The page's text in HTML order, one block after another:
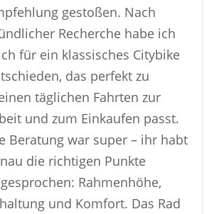
gestoßen. Nach
Recherche habe ich
für ein klassisches Citybike
das perfekt zu
täglichen Fahrten zur
und zum Einkaufen passt.
Beratung war super – ihr habt
die richtigen Punkte
Rahmenhöhe,
und Komfort. Das Rad